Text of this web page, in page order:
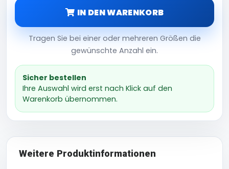
IN DEN WARENKORB
Tragen Sie bei einer oder mehreren Größen die
gewünschte Anzahl ein.
Sicher bestellen
Ihre Auswahl wird erst nach Klick auf den
Warenkorb übernommen.
Weitere Produktinformationen